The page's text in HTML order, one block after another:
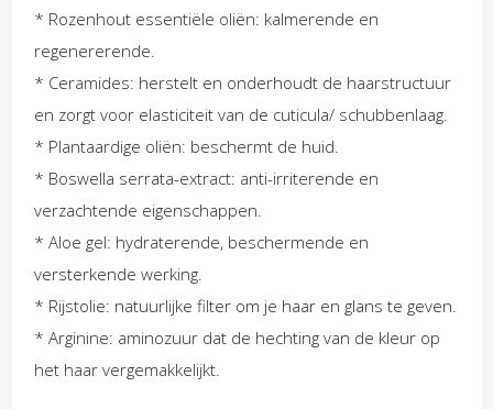
* Rozenhout essentiële oliën: kalmerende en
regenererende.
* Ceramides: herstelt en onderhoudt de haarstructuur
en zorgt voor elasticiteit van de cuticula/ schubbenlaag.
* Plantaardige oliën: beschermt de huid.
* Boswella serrata-extract: anti-irriterende en
verzachtende eigenschappen.
* Aloe gel: hydraterende, beschermende en
versterkende werking.
* Rijstolie: natuurlijke filter om je haar en glans te geven.
* Arginine: aminozuur dat de hechting van de kleur op
het haar vergemakkelijkt.